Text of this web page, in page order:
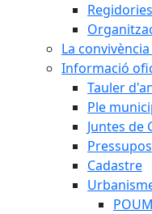
Regidories
La
Informació
Tauler
Ple
Juntes de
Cadastre
POUM